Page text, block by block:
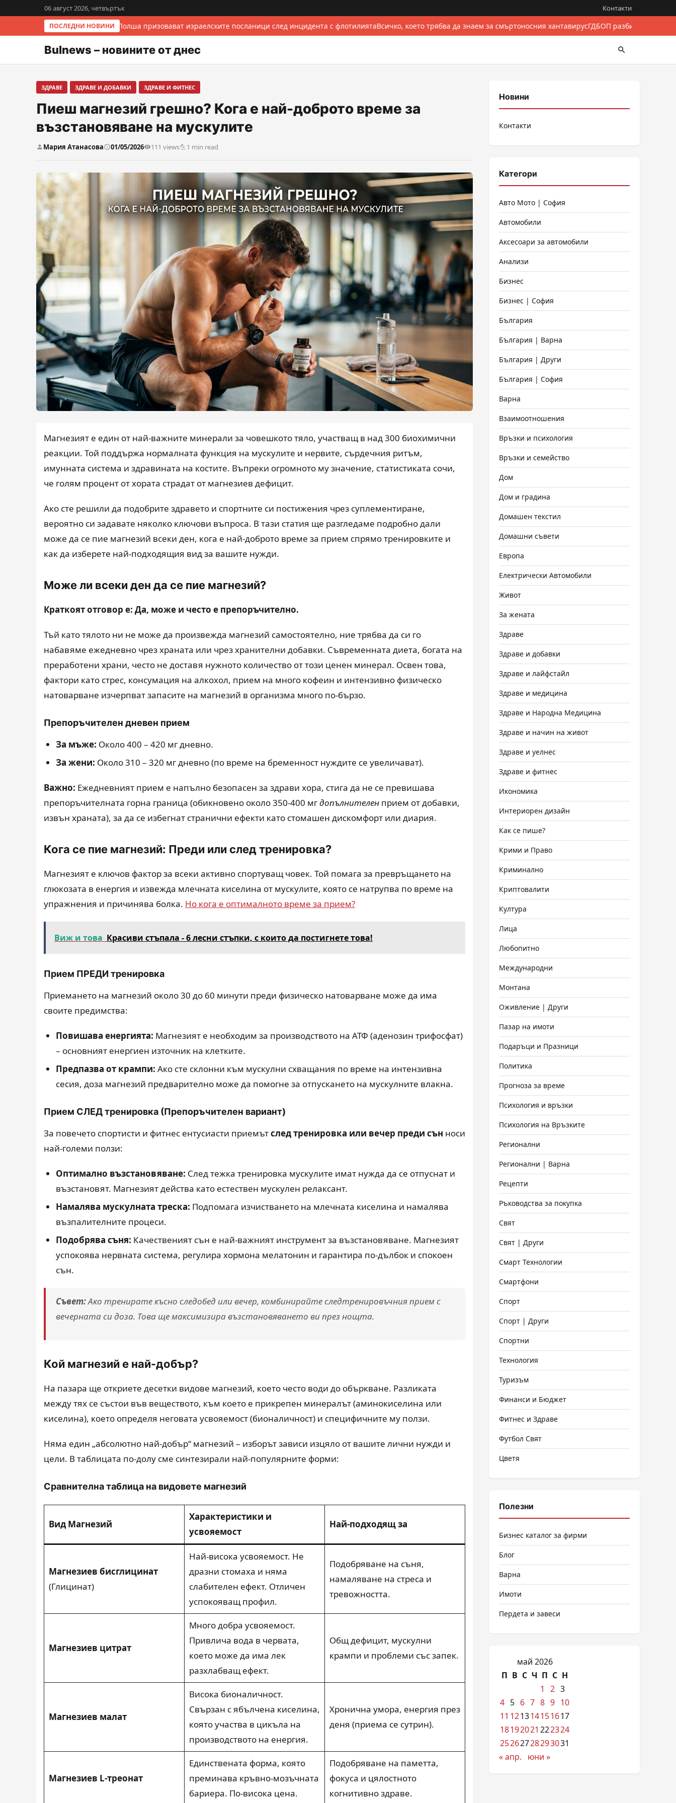
06 август 2026, четвъртък Контакти
ПОСЛЕДНИ НОВИНИ
Италия и Полша призовават израелските посланици след инцидента с флотилиятаВсичко, което трябва да знаем за смъртоносния хантавирусГДБОП разби
Bulnews – новините от днес
ЗДРАВЕ ЗДРАВЕ И ДОБАВКИ ЗДРАВЕ И ФИТНЕС
Пиеш магнезий грешно? Кога е най-доброто време за
възстановяване на мускулите
Мария Атанасова 01/05/2026 111 views 1 min read
Магнезият е един от най-важните минерали за човешкото тяло, участващ в над 300 биохимични
реакции. Той поддържа нормалната функция на мускулите и нервите, сърдечния ритъм,
имунната система и здравината на костите. Въпреки огромното му значение, статистиката сочи,
че голям процент от хората страдат от магнезиев дефицит.
Ако сте решили да подобрите здравето и спортните си постижения чрез суплементиране,
вероятно си задавате няколко ключови въпроса. В тази статия ще разгледаме подробно дали
може да се пие магнезий всеки ден, кога е най-доброто време за прием спрямо тренировките и
как да изберете най-подходящия вид за вашите нужди.
Може ли всеки ден да се пие магнезий?
Краткоят отговор е: Да, може и често е препоръчително.
Тъй като тялото ни не може да произвежда магнезий самостоятелно, ние трябва да си го
набавяме ежедневно чрез храната или чрез хранителни добавки. Съвременната диета, богата на
преработени храни, често не доставя нужното количество от този ценен минерал. Освен това,
фактори като стрес, консумация на алкохол, прием на много кофеин и интензивно физическо
натоварване изчерпват запасите на магнезий в организма много по-бързо.
Препоръчителен дневен прием
За мъже: Около 400 – 420 мг дневно.
За жени: Около 310 – 320 мг дневно (по време на бременност нуждите се увеличават).
Важно: Ежедневният прием е напълно безопасен за здрави хора, стига да не се превишава
препоръчителната горна граница (обикновено около 350-400 мгдопълнителен прием от добавки,
извън храната), за да се избегнат странични ефекти като стомашен дискомфорт или диария.
Кога се пие магнезий: Преди или след тренировка?
Магнезият е ключов фактор за всеки активно спортуващ човек. Той помага за превръщането на
глюкозата в енергия и извежда млечната киселина от мускулите, която се натрупва по време на
упражнения и причинява болка. Но кога е оптималното време за прием?
Виж и това Красиви стъпала - 6 лесни стъпки, с които да постигнете това!
Прием ПРЕДИ тренировка
Приемането на магнезий около 30 до 60 минути преди физическо натоварване може да има
своите предимства:
Повишава енергията: Магнезият е необходим за производството на АТФ (аденозин трифосфат)
– основният енергиен източник на клетките.
Предпазва от крампи: Ако сте склонни към мускулни схващания по време на интензивна
сесия, доза магнезий предварително може да помогне за отпускането на мускулните влакна.
Прием СЛЕД тренировка (Препоръчителен вариант)
За повечето спортисти и фитнес ентусиасти приемътслед тренировка или вечер преди сън носи
най-големи ползи:
Оптимално възстановяване: След тежка тренировка мускулите имат нужда да се отпуснат и
възстановят. Магнезият действа като естествен мускулен релаксант.
Намалява мускулната треска: Подпомага изчистването на млечната киселина и намалява
възпалителните процеси.
Подобрява съня: Качественият сън е най-важният инструмент за възстановяване. Магнезият
успокоява нервната система, регулира хормона мелатонин и гарантира по-дълбок и спокоен
сън.
Съвет:Ако тренирате късно следобед или вечер, комбинирайте следтренировъчния прием с
вечерната си доза. Това ще максимизира възстановяването ви през нощта.
Кой магнезий е най-добър?
На пазара ще откриете десетки видове магнезий, което често води до объркване. Разликата
между тях се състои във веществото, към което е прикрепен минералът (аминокиселина или
киселина), което определя неговата усвояемост (бионаличност) и специфичните му ползи.
Няма един „абсолютно най-добър“ магнезий – изборът зависи изцяло от вашите лични нужди и
цели. В таблицата по-долу сме синтезирали най-популярните форми:
Сравнителна таблица на видовете магнезий
Вид Магнезий
Характеристики и
усвояемост
Най-подходящ за
Магнезиев бисглицинат
(Глицинат)
Най-висока усвояемост. Не
дразни стомаха и няма
слабителен ефект. Отличен
успокояващ профил.
Подобряване на съня,
намаляване на стреса и
тревожността.
Магнезиев цитрат
Много добра усвояемост.
Привлича вода в червата,
което може да има лек
разхлабващ ефект.
Общ дефицит, мускулни
крампи и проблеми със запек.
Магнезиев малат
Висока бионаличност.
Свързан с ябълчена киселина,
която участва в цикъла на
производството на енергия.
Хронична умора, енергия през
деня (приема се сутрин).
Магнезиев L-треонат
Единствената форма, която
преминава кръвно-мозъчната
бариера. По-висока цена.
Подобряване на паметта,
фокуса и цялостното
когнитивно здраве.
Новини
Контакти
Категори
Авто Мото | София
Автомобили
Аксесоари за автомобили
Анализи
Бизнес
Бизнес | София
България
България | Варна
България | Други
България | София
Варна
Взаимоотношения
Връзки и психология
Връзки и семейство
Дом
Дом и градина
Домашен текстил
Домашни съвети
Европа
Електрически Автомобили
Живот
За жената
Здраве
Здраве и добавки
Здраве и лайфстайл
Здраве и медицина
Здраве и Народна Медицина
Здраве и начин на живот
Здраве и уелнес
Здраве и фитнес
Икономика
Интериорен дизайн
Как се пише?
Крими и Право
Криминално
Криптовалити
Култура
Лица
Любопитно
Международни
Монтана
Оживление | Други
Пазар на имоти
Подаръци и Празници
Политика
Прогноза за време
Психология и връзки
Психология на Връзките
Регионални
Регионални | Варна
Рецепти
Ръководства за покупка
Свят
Свят | Други
Смарт Технологии
Смартфони
Спорт
Спорт | Други
Спортни
Технология
Туризъм
Финанси и Бюджет
Фитнес и Здраве
Футбол Свят
Цветя
Полезни
Бизнес каталог за фирми
Блог
Варна
Имоти
Пердета и завеси
май 2026
П В С Ч П С Н
1
2 3
4 5 6 7 8 9 10
11 121314151617
18192021 222324
25262728293031
« апр.
юни »